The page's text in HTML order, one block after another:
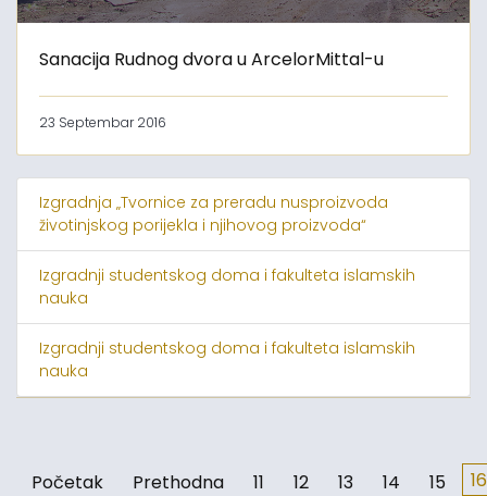
Sanacija Rudnog dvora u ArcelorMittal-u
23 Septembar 2016
Izgradnja „Tvornice za preradu nusproizvoda
životinjskog porijekla i njihovog proizvoda“
Izgradnji studentskog doma i fakulteta islamskih
nauka
Izgradnji studentskog doma i fakulteta islamskih
nauka
Početak Prethodna 11 12 13 14 15 16